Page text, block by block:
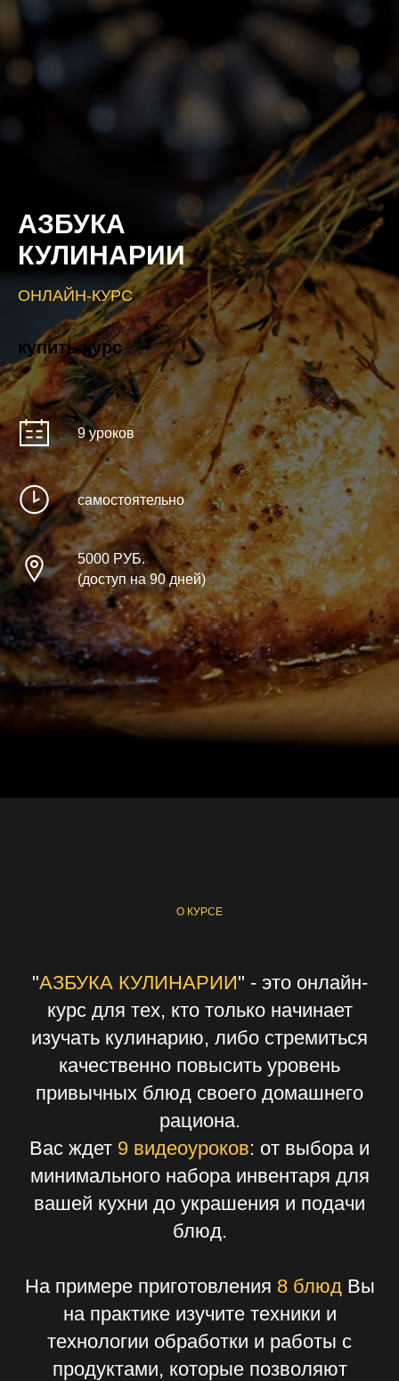
АЗБУКА
КУЛИНАРИИ
ОНЛАЙН-КУРС
купить курс
9 уроков
самостоятельно
5000 РУБ.
(доступ на 90 дней)
О КУРСЕ
"АЗБУКА КУЛИНАРИИ" - это онлайн-
курс для тех, кто только начинает
изучать кулинарию, либо стремиться
качественно повысить уровень
привычных блюд своего домашнего
рациона.
Вас ждет 9 видеоуроков: от выбора и
минимального набора инвентаря для
вашей кухни до украшения и подачи
блюд.
На примере приготовления 8 блюд Вы
на практике изучите техники и
технологии обработки и работы с
продуктами, которые позволяют